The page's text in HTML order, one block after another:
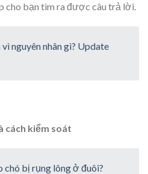
cho bạn tìm ra được câu trả lời.
nguyên nhân gì? Update
cách kiểm soát
chó bị rụng lông ở đuôi?